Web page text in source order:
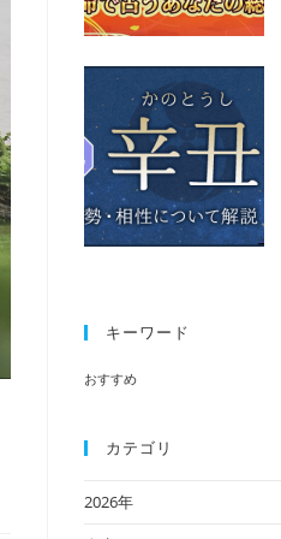
キーワード
おすすめ
カテゴリ
2026年